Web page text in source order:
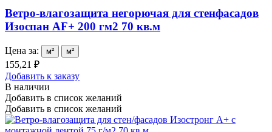
Ветро-влагозащита негорючая для стенфасадов
Изоспан AF+ 200 гм2 70 кв.м
Цена за: м² м²
155,21 ₽
Добавить к заказу
В наличии
Добавить в список желаний
Добавить в список желаний